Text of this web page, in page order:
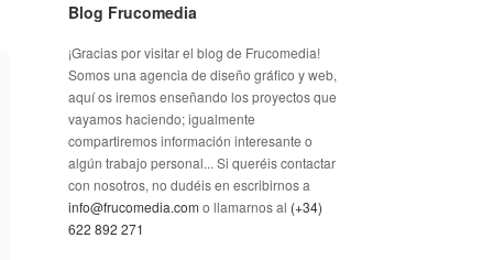
Blog Frucomedia
¡Gracias por visitar el blog de Frucomedia!
Somos una agencia de diseño gráfico y web,
aquí os iremos enseñando los proyectos que
vayamos haciendo; igualmente
compartiremos información interesante o
algún trabajo personal... Si queréis contactar
con nosotros, no dudéis en escribirnos a
info@frucomedia.com o llamarnos al (+34)
622 892 271